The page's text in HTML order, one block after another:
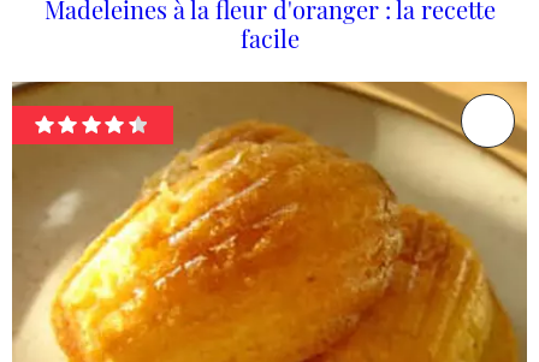
Madeleines à la fleur d'oranger : la recette
facile